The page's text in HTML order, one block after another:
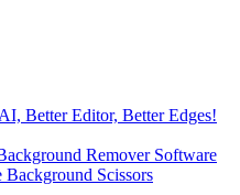
Better Editor, Better Edges!
Remover Software
Scissors